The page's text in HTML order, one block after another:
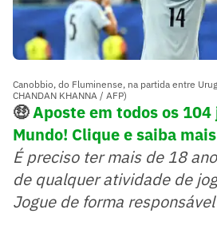
Canobbio, do Fluminense, na partida entre
CHANDAN KHANNA / AFP)
🤑Aposte em todos os 104
Mundo! Clique e saiba
É preciso ter mais de 18
de qualquer atividade de
Jogue de forma responsável